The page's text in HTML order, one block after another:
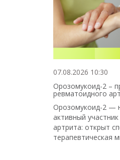
07.08.2026 10:30
Орозомукоид-2 –
ревматоидного
Орозомукоид-2 —
активный
артрита: открыт
терапевтическая